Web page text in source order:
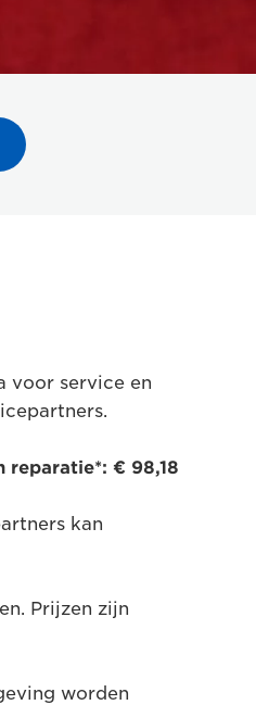
voor service en
reparatie*: € 98,18
kan
Prijzen zijn
worden